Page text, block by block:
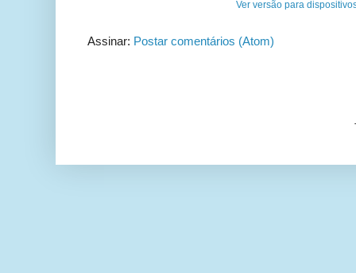
Ver versão para
Assinar: Postar comentários (Atom)